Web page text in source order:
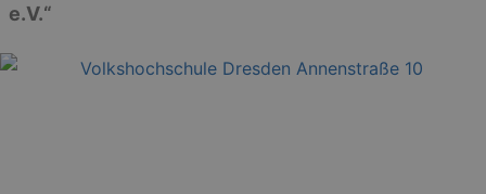
e.V.“